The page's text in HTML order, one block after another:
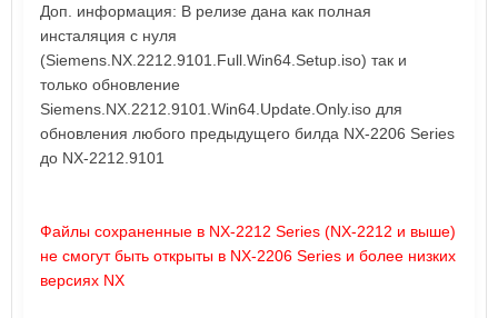
Доп. информация: В релизе дана как полная
инсталяция с нуля
(Siemens.NX.2212.9101.Full.Win64.Setup.iso) так и
только обновление
Siemens.NX.2212.9101.Win64.Update.Only.iso для
обновления любого предыдущего билда NX-2206 Series
до NX-2212.9101
Файлы сохраненные в NX-2212 Series (NX-2212 и выше)
не смогут быть открыты в NX-2206 Series и более низких
версиях NX